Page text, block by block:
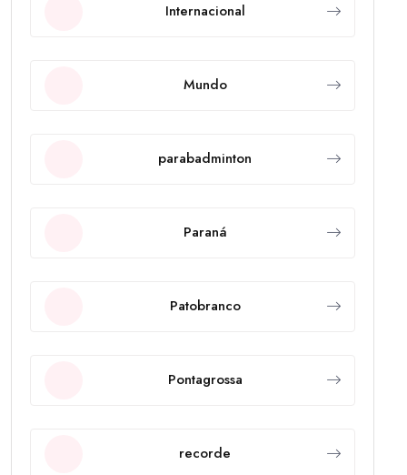
Internacional
Mundo
parabadminton
Paraná
Patobranco
Pontagrossa
recorde